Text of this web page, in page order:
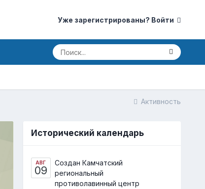
Уже зарегистрированы? Войти
Активность
Исторический календарь
АВГ
09
Создан Камчатский
региональный
противолавинный центр